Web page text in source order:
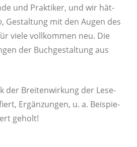
und Prak­ti­ker, und wir hät­
, Gestal­tung mit den Augen des
vie­le voll­kom­men neu. Die
der Buch­ge­stal­tung aus
der Brei­ten­wir­kung der Lese­
Ergän­zun­gen, u. a. Bei­spie­
geholt!